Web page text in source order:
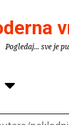
Pogledaj... sve je